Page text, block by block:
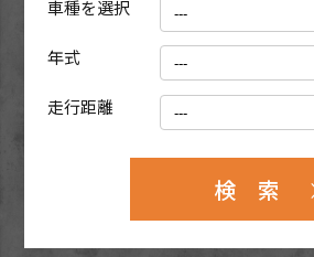
車種を選択
年式
走行距離